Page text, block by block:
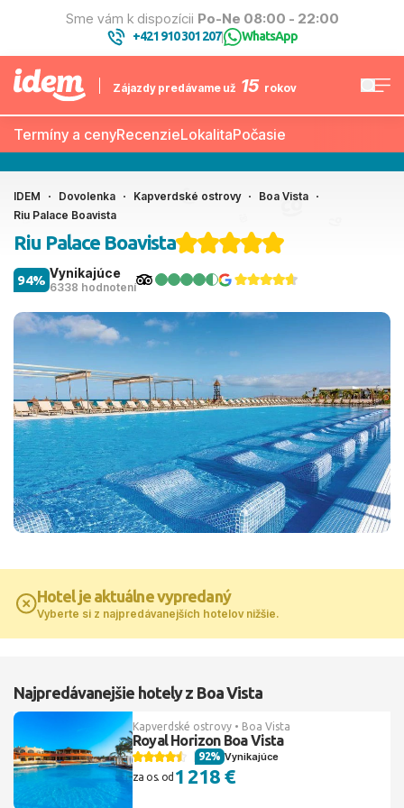
Sme vám k dispozícii Po-Ne 08:00 - 22:00
+421 910 301 207| WhatsApp
Zájazdy predávame už 15 rokov
Termíny a cenyRecenzieLokalitaPočasie
IDEM Dovolenka Kapverdské ostrovy
Boa Vista
Riu Palace Boavista
Riu Palace Boavista
Vynikajúce
6338 hodnotení
94%
Hotel je aktuálne vypredaný
Vyberte si z najpredávanejších hotelov nižšie.
Najpredávanejšie hotely z Boa Vista
Kapverdské ostrovy • Boa Vista
Royal Horizon Boa Vista
Vynikajúce
92%
za os. od 1 218 €